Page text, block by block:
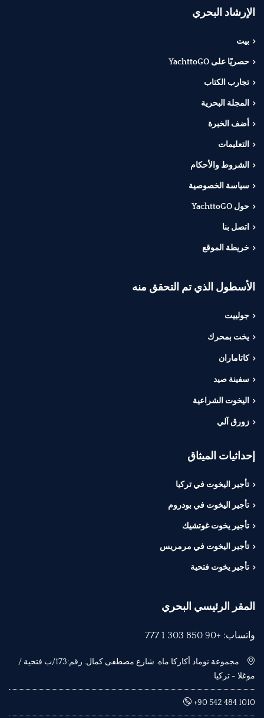
الإرشاد البحري
بيت
حصريًا على YachttoGO
تجارب الكتاب
المجلة البحرية
أضف الخبرة
التعليمات
الشروط والأحكام
سياسة الخصوصية
حول YachttoGO
اتصل بنا
خريطة الموقع
الأسطول الذي تم التحقق منه
جولييت
يخت بمحرك
كاتاماران
سفينة صيد
اليخوت الشراعية
زورق آلي
إحداثيات الميثاق
تأجير اليخوت في تركيا
تأجير اليخوت في بودروم
تأجير يخوت غوتشيك
تأجير اليخوت في مرمريس
تأجير يخوت فتحية
المقر الرئيسي البحري
واتساب: +90 850 303 1 777
مجموعة نوماد أكاركا ماه. شارع مصطفى كمال. رقم:173/ب فتحية /
موغلا - تركيا
+90 542 484 1010